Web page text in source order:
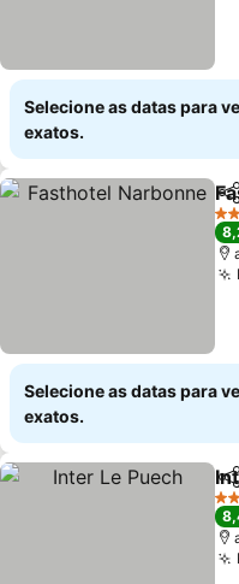
Selecione as datas para
exatos.
2
Selecione as datas para
exatos.
3